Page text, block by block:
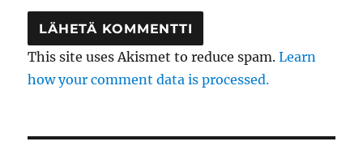
This site uses Akismet to reduce spam.Learn
how your comment data is processed.